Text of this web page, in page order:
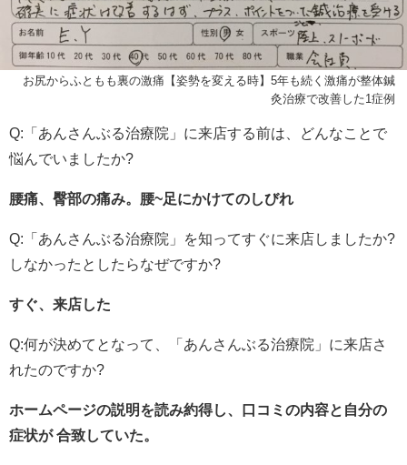
お尻からふともも裏の激痛【姿勢を変える時】5年も続く激痛が整体鍼
灸治療で改善した1症例
Q:「あんさんぶる治療院」に来店する前は、どんなことで
悩んでいましたか?
腰痛、臀部の痛み。腰~足にかけてのしびれ
Q:「あんさんぶる治療院」を知ってすぐに来店しましたか?
しなかったとしたらなぜですか?
すぐ、来店した
Q:何が決めてとなって、「あんさんぶる治療院」に来店さ
れたのですか?
ホームページの説明を読み約得し、口コミの内容と自分の
症状が 合致していた。